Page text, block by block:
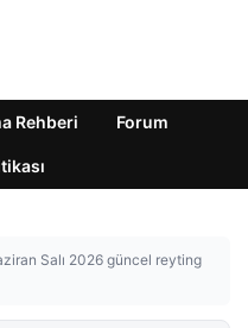
Rehberi Forum
Salı 2026 güncel reyting